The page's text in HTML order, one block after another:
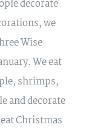
decorate
we
Wise
We eat
shrimps,
and decorate
Christmas